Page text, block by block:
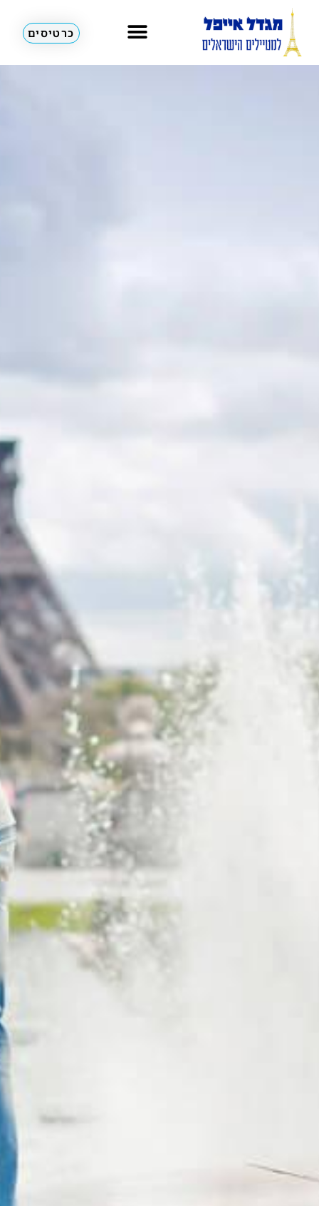
כרטיסים